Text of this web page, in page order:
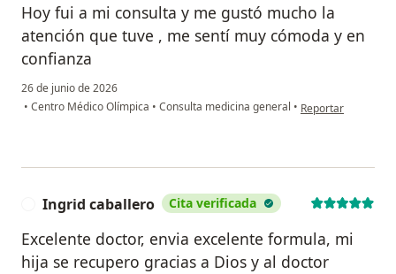
Hoy fui a mi consulta y me gustó mucho la
atención que tuve , me sentí muy cómoda y en
confianza
26 de junio de 2026
• Centro Médico Olímpica • Consulta medicina general • en opinión del
Reportar
Ingrid caballero Cita verificada
Excelente doctor, envia excelente formula, mi
hija se recupero gracias a Dios y al doctor